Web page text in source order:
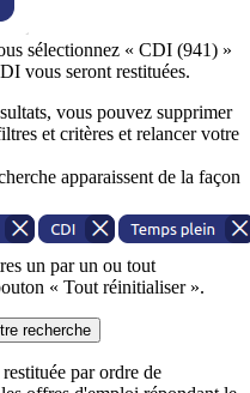
sélectionnez « CDI (941) »
vous seront restituées.
vous pouvez supprimer
et critères et relancer votre
apparaissent de la façon
un par un ou tout
« Tout réinitialiser ».
recherche
par ordre de